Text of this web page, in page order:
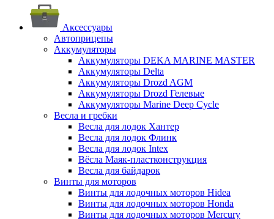
Аксессуары
Автоприцепы
Аккумуляторы
Аккумуляторы DEKA MARINE MASTER
Аккумуляторы Delta
Аккумуляторы Drozd AGM
Аккумуляторы Drozd Гелевые
Аккумуляторы Marine Deep Cycle
Весла и гребки
Весла для лодок Хантер
Весла для лодок Флинк
Весла для лодок Intex
Вёсла Маяк-пластконструкция
Весла для байдарок
Винты для моторов
Винты для лодочных моторов Hidea
Винты для лодочных моторов Honda
Винты для лодочных моторов Mercury